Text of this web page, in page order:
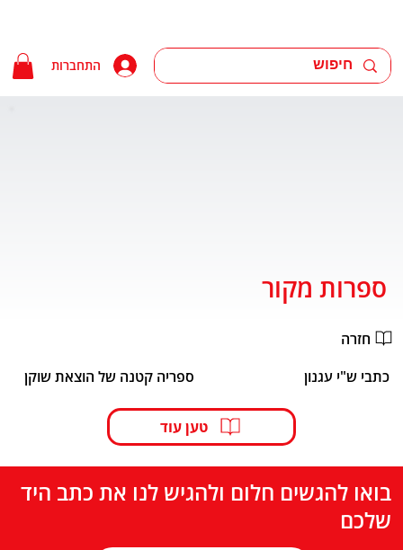
התחברות
ספרות מקור
חזרה
כתבי ש"י עגנון
ספריה קטנה של הוצאת שוקן
טען עוד
בואו להגשים חלום ולהגיש לנו את כתב היד
שלכם